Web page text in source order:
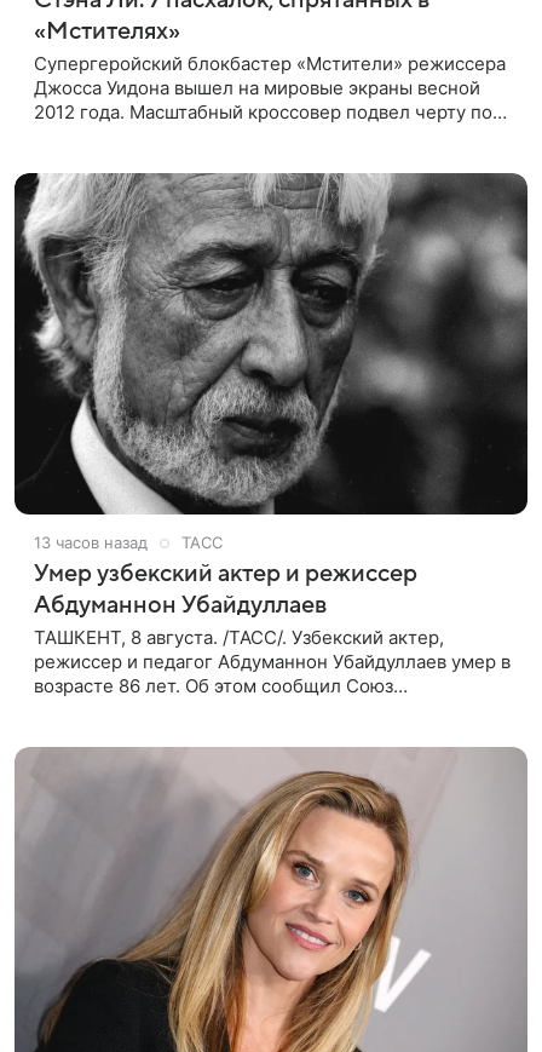
«Мстителях»
Супергеройский блокбастер «Мстители» режиссера
Джосса Уидона вышел на мировые экраны весной
2012 года. Масштабный кроссовер подвел черту под
13 часов назад ТАСС
Умер узбекский актер и режиссер
Абдуманнон Убайдуллаев
ТАШКЕНТ, 8 августа. /ТАСС/. Узбекский актер,
режиссер и педагог Абдуманнон Убайдуллаев умер в
возрасте 86 лет. Об этом сообщил Союз